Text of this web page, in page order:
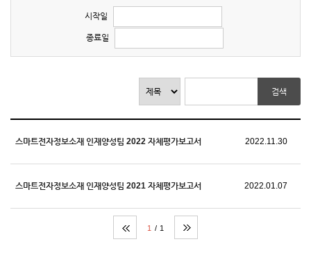
시작일
종료일
스마트전자정보소재 인재양성팀 2022 자체평가보고서 2022.11.30
스마트전자정보소재 인재양성팀 2021 자체평가보고서 2022.01.07
1 1